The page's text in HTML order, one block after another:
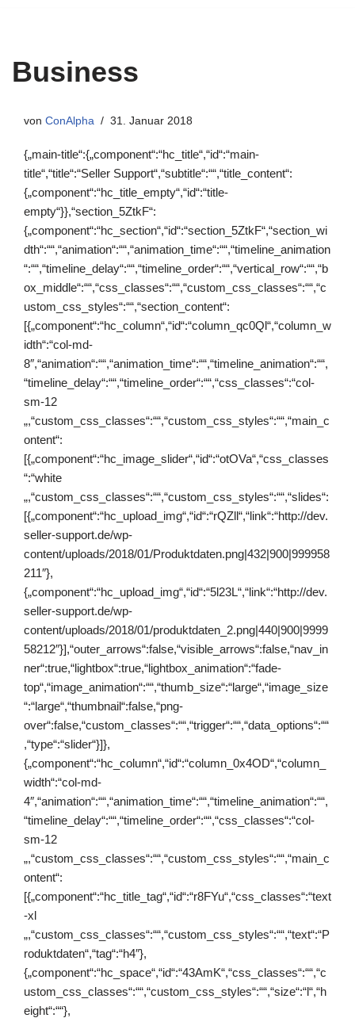
springen
Business
von ConAlpha 31. Januar 2018
{„main-title“:{„component“:“hc_title“,“id“:“main-
title“,“title“:“Seller Support“,“subtitle“:““,“title_content“:
{„component“:“hc_title_empty“,“id“:“title-
empty“}},“section_5ZtkF“:
{„component“:“hc_section“,“id“:“section_5ZtkF“,“section_wi
dth“:““,“animation“:““,“animation_time“:““,“timeline_animation
“:““,“timeline_delay“:““,“timeline_order“:““,“vertical_row“:““,“b
ox_middle“:““,“css_classes“:““,“custom_css_classes“:““,“c
ustom_css_styles“:““,“section_content“:
[{„component“:“hc_column“,“id“:“column_qc0Ql“,“column_w
idth“:“col-md-
8″,“animation“:““,“animation_time“:““,“timeline_animation“:““,
“timeline_delay“:““,“timeline_order“:““,“css_classes“:“col-
sm-12
„,“custom_css_classes“:““,“custom_css_styles“:““,“main_c
ontent“:
[{„component“:“hc_image_slider“,“id“:“otOVa“,“css_classes
“:“white
„,“custom_css_classes“:““,“custom_css_styles“:““,“slides“:
[{„component“:“hc_upload_img“,“id“:“rQZll“,“link“:“http://dev.
seller-support.de/wp-
content/uploads/2018/01/Produktdaten.png|432|900|999958
211″},
{„component“:“hc_upload_img“,“id“:“5l23L“,“link“:“http://dev.
seller-support.de/wp-
content/uploads/2018/01/produktdaten_2.png|440|900|9999
58212″}],“outer_arrows“:false,“visible_arrows“:false,“nav_in
ner“:true,“lightbox“:true,“lightbox_animation“:“fade-
top“,“image_animation“:““,“thumb_size“:“large“,“image_size
“:“large“,“thumbnail“:false,“png-
over“:false,“custom_classes“:““,“trigger“:““,“data_options“:““
,“type“:“slider“}]},
{„component“:“hc_column“,“id“:“column_0x4OD“,“column_
width“:“col-md-
4″,“animation“:““,“animation_time“:““,“timeline_animation“:““,
“timeline_delay“:““,“timeline_order“:““,“css_classes“:“col-
sm-12
„,“custom_css_classes“:““,“custom_css_styles“:““,“main_c
ontent“:
[{„component“:“hc_title_tag“,“id“:“r8FYu“,“css_classes“:“text
-xl
„,“custom_css_classes“:““,“custom_css_styles“:““,“text“:“P
roduktdaten“,“tag“:“h4″},
{„component“:“hc_space“,“id“:“43AmK“,“css_classes“:““,“c
ustom_css_classes“:““,“custom_css_styles“:““,“size“:“l“,“h
eight“:““},